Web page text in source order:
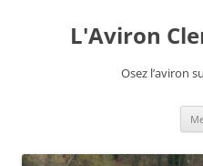
L'Aviron
Osez l’aviron